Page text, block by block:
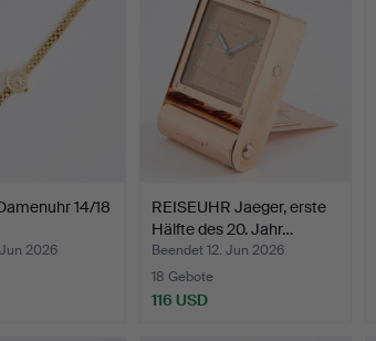
14/18
2026
REISEUHR Jaeger, erste
Hälfte des 20. Jahr…
Beendet 12. Jun 2026
18 Gebote
116 USD